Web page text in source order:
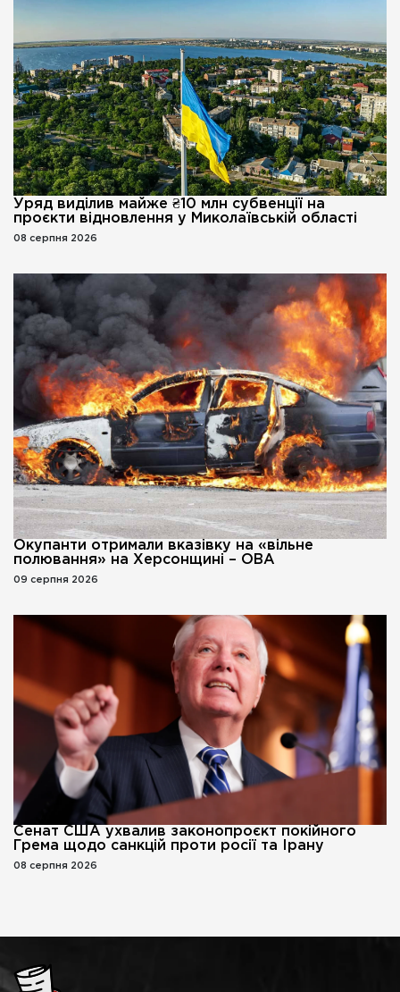
Уряд виділив майже ₴10 млн субвенції на
проєкти відновлення у Миколаївській області
08 серпня 2026
Окупанти отримали вказівку на «вільне
полювання» на Херсонщині – ОВА
09 серпня 2026
Сенат США ухвалив законопроєкт покійного
Грема щодо санкцій проти росії та Ірану
08 серпня 2026